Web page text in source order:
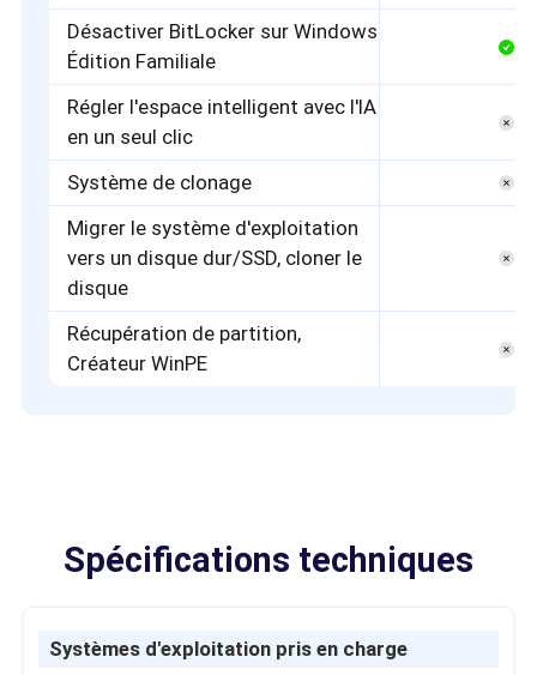
Désactiver BitLocker sur Windows
Édition Familiale
Régler l'espace intelligent avec l'IA
en un seul clic
Système de clonage
Migrer le système d'exploitation
vers un disque dur/SSD, cloner le
disque
Récupération de partition,
Créateur WinPE
Spécifications techniques
Systèmes d'exploitation pris en charge